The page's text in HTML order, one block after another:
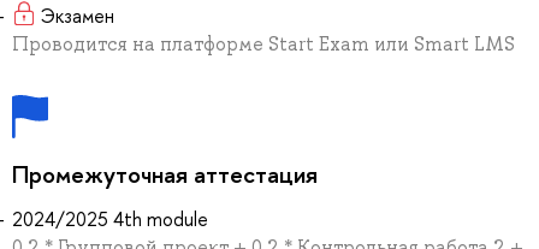
Экзамен
Проводится на платформе Start Exam или Smart LMS
Промежуточная аттестация
2024/2025 4th module